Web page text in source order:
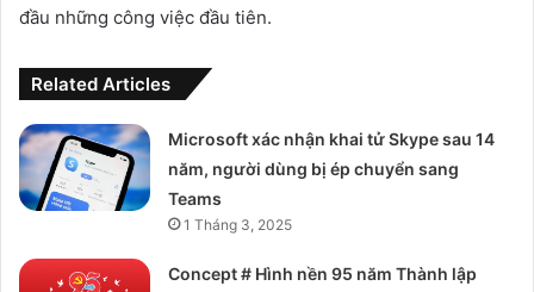
đầu những công việc đầu tiên.
Related Articles
Microsoft xác nhận khai tử Skype sau 14
năm, người dùng bị ép chuyển sang
Teams
1 Tháng 3, 2025
Concept # Hình nền 95 năm Thành lập